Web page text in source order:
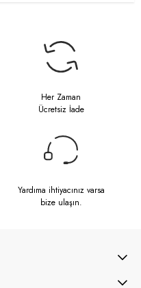
Her Zaman
Ücretsiz İade
Yardıma ihtiyacınız varsa
bize ulaşın.